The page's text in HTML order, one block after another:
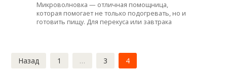
Микроволновка — отличная помощница,
которая помогает не только подогревать, но и
готовить пищу. Для перекуса или завтрака
Пагинация
записей
Назад 1 … 3 4